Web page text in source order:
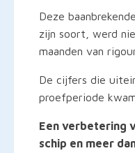
Deze
zijn soort, werd
maanden van
De cijfers die
proefperiode
Een verbetering
schip en meer